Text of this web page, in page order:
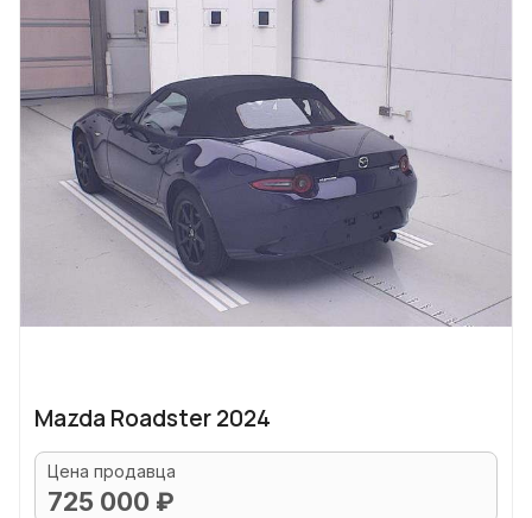
Mazda Roadster 2024
Цена продавца
725 000 ₽